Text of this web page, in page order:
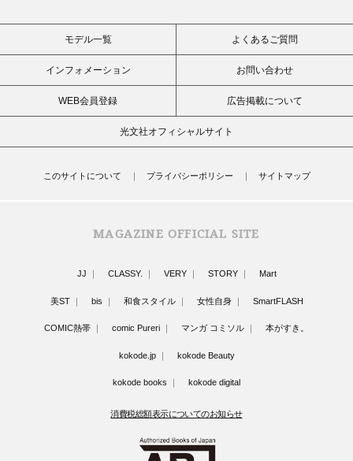
モデル一覧 よくあるご質問
インフォメーション お問い合わせ
WEB会員登録 広告掲載について
光文社オフィシャルサイト
このサイトについて プライバシーポリシー サイトマップ
MAGAZINE OFFICIAL SITE
JJ CLASSY. VERY STORY Mart
美ST bis 和食スタイル 女性自身 SmartFLASH
COMIC熱帯 comic Pureri マンガ コミソル 本がすき。
kokode.jp kokode Beauty
kokode books kokode digital
消費税総額表示についてのお知らせ